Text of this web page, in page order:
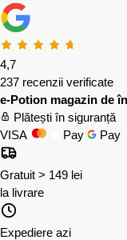
4,7
237 recenzii verificate
e-Potion magazin de
Plătești în siguranță
VISA
Pay Pay
Gratuit > 149 lei
la livrare
Expediere azi